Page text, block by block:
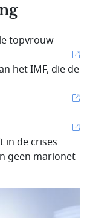
topvrouw
het IMF, die de
in de crises
geen marionet